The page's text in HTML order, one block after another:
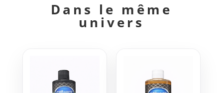
Dans le même
univers